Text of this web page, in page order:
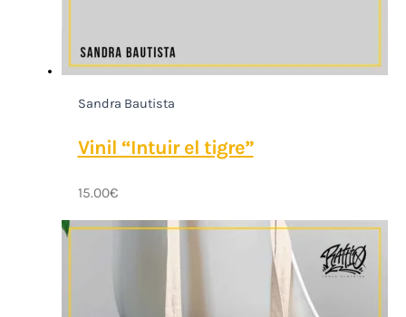
Sandra Bautista
Vinil “Intuir el tigre”
15.00€